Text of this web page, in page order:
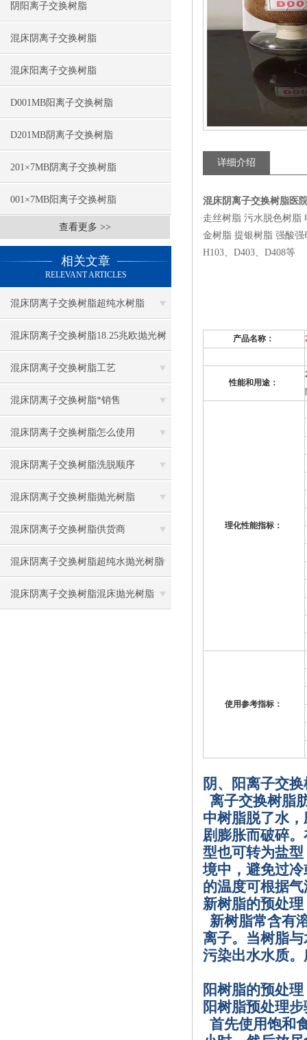
阴阳离子交换树脂
混床阴离子交换树脂
混床阳离子交换树脂
D001MB阳离子交换树脂
D201MB阴离子交换树脂
201×7MB阴离子交换树脂
001×7MB阳离子交换树脂
查看更多 >>
相关文章
RELEVANT ARTICLES
混床阴离子交换树脂超纯水树脂
混床阴离子交换树脂18.25兆欧抛光树
脂
混床阴离子交换树脂工艺
混床阴离子交换树脂*销售
混床阴离子交换树脂怎么使用
混床阴离子交换树脂洗脱顺序
混床阴离子交换树脂抛光树脂
混床阴离子交换树脂供货商
混床阴离子交换树脂超纯水抛光树脂
混床阴离子交换树脂混床抛光树脂
详细介绍
混床阴离子交换树脂医
走丝树脂 污水脱色树脂
金树脂 提银树脂 强酸强
H103、D403、D408等
产品名称：
性能和用途：
理化性能指标：
使用参考指标：
阴、阳离子交
离子交换树脂
中树脂脱了水
剧膨胀而破碎
型也可转为盐
境中，避免过
的温度可根据
新树脂的预处理
新树脂常含有
离子。当树脂
污染出水水质
阳树脂的预处理
阳树脂预处理
首先使用饱和